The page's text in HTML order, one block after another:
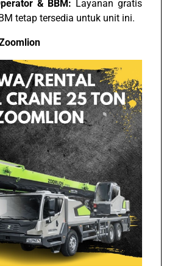
& BBM: Layanan gratis
tetap tersedia untuk unit ini.